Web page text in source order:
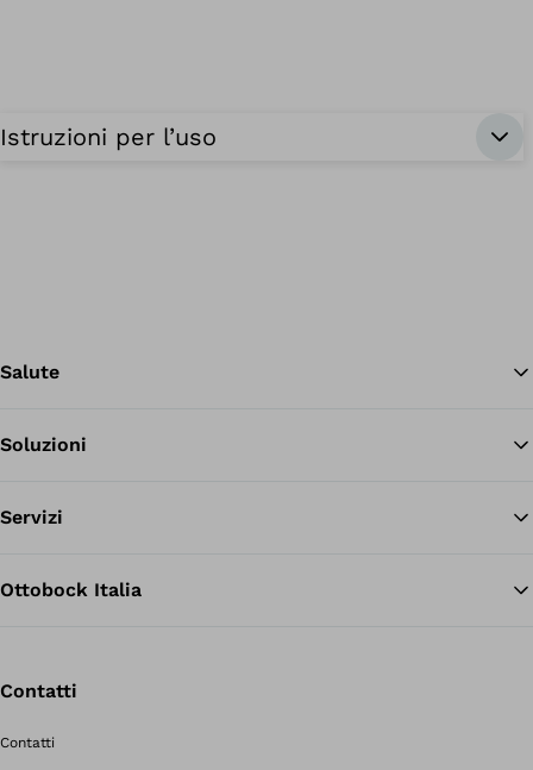
Istruzioni per l’uso
Salute
Soluzioni
Servizi
Ottobock Italia
Contatti
Contatti